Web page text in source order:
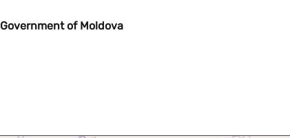
Government of Moldova